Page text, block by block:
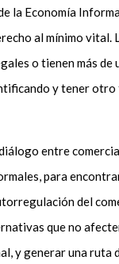
la Economía
al mínimo vital.
o tienen más de
y tener otro
entre
para
del
que no
y generar una ruta